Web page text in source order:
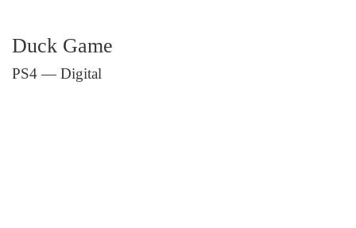
Duck Game
PS4 — Digital